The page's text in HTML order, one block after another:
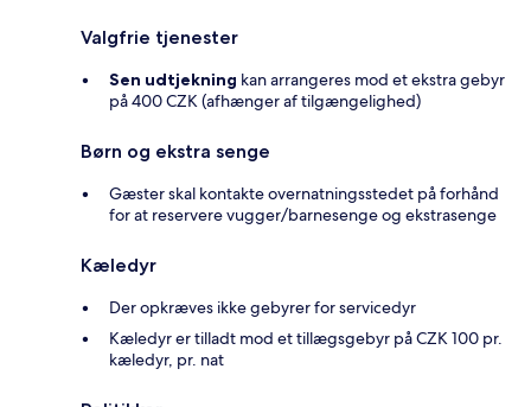
Valgfrie tjenester
Sen udtjekning kan arrangeres mod et ekstra gebyr
på 400 CZK (afhænger af tilgængelighed)
Børn og ekstra senge
Gæster skal kontakte overnatningsstedet på forhånd
for at reservere vugger/barnesenge og ekstrasenge
Kæledyr
Der opkræves ikke gebyrer for servicedyr
Kæledyr er tilladt mod et tillægsgebyr på CZK 100 pr.
kæledyr, pr. nat